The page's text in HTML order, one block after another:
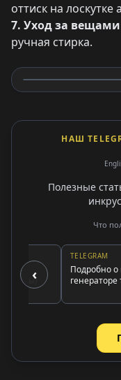
оттиск на
7. Уход за
ручная стирка.
НАШ
Полезные
Что
‹
TELEGRAM
Подробно о
генераторе